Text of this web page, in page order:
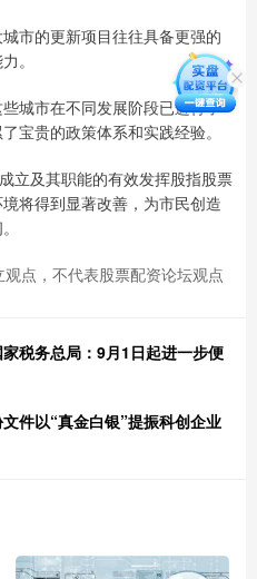
市的更新项目往往具备更强的
。
城市在不同发展阶段已进行了
宝贵的政策体系和实践经验。
及其职能的有效发挥股指股票
将得到显著改善，为市民创造
点，不代表股票配资论坛观点
税务总局：9月1日起进一步便
件以“真金白银”提振科创企业